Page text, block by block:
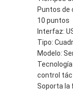
Tablero
Marco
Soporte
Cámara del
Puntos de
10 puntos
Interfaz:
Tipo:
Modelo:
control
Soporta la